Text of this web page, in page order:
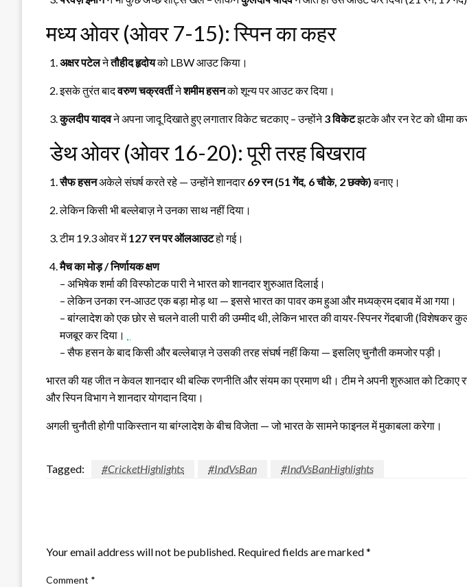
मध्य ओवर (ओवर 7-15): स्पिन का कहर
अक्षर पटेलनेतौहीद हृदोयको LBW आउट किया।
इसके तुरंत बादवरुण चक्रवर्तीनेशमीम हसनको शून्य पर आउट कर दिया।
कुलदीप यादवने अपना जादू दिखाते हुए लगातार विकेट चटकाए – उन्होंने3 विकेटझटके और रन रेट को धीमा कर
डेथ ओवर (ओवर 16-20): पूरी तरह बिखराव
सैफ हसनअकेले संघर्ष करते रहे — उन्होंने शानदार69 रन (51 गेंद, 6 चौके, 2 छक्के)बनाए।
लेकिन किसी भी बल्लेबाज़ ने उनका साथ नहीं दिया।
टीम 19.3 ओवर में127 रन पर ऑलआउटहो गई।
मैच का मोड़ / निर्णायक क्षण
– अभिषेक शर्मा की विस्फोटक पारी ने भारत को शानदार शुरुआत दिलाई।
– लेकिन उनका रन‑आउट एक बड़ा मोड़ था — इससे भारत का पावर कम हुआ और मध्यक्रम दबाव में आ गया।
– बांग्लादेश को एक छोर से चलने वाली पारी की उम्मीद थी, लेकिन भारत की वायर-स्पिनर गेंदबाजी (विशेषकर
मजबूर कर दिया।
– सैफ हसन के बाद किसी और बल्लेबाज़ ने उसकी तरह संघर्ष नहीं किया — इसलिए चुनौती कमजोर पड़ी।
भारत की यह जीत न केवल शानदार थी बल्कि रणनीति और संयम का प्रमाण थी। टीम ने अपनी शुरुआत को टिकाए
और स्पिन विभाग ने शानदार योगदान दिया।
अगली चुनौती होगी पाकिस्तान या बांग्लादेश के बीच विजेता — जो भारत के सामने फाइनल में मुकाबला करेगा।
Tagged: #CricketHighlights #IndVsBan #IndVsBanHighlights
Your email address will not be published. Required fields are marked*
Comment *